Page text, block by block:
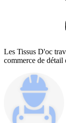
Les Tissus D'oc
commerce de détail